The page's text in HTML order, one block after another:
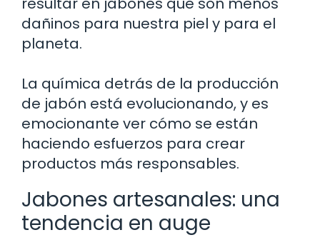
dañinos para nuestra piel y para el
planeta.
La química detrás de la producción
de jabón está evolucionando, y es
emocionante ver cómo se están
haciendo esfuerzos para crear
productos más responsables.
Jabones artesanales: una
tendencia en auge